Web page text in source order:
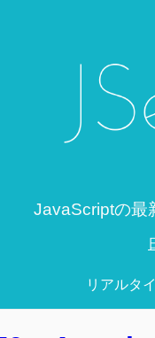
JavaScriptの最
リアルタ